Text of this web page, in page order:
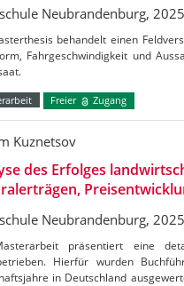
Neubrandenburg, 2025
behandelt einen
Fahrgeschwindigkeit und
Freier Zugang
Kuznetsov
des Erfolges
Neubrandenburg, 2025
präsentiert eine
Hierfür wurden
in Deutschland